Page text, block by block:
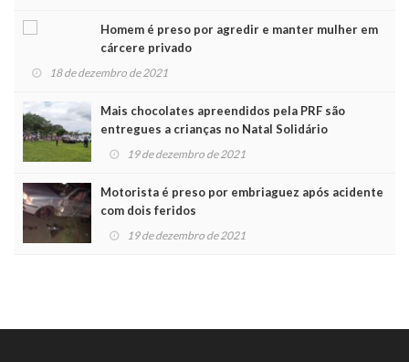
Homem é preso por agredir e manter mulher em
cárcere privado
18 de dezembro de 2021
Mais chocolates apreendidos pela PRF são
entregues a crianças no Natal Solidário
19 de dezembro de 2021
Motorista é preso por embriaguez após acidente
com dois feridos
19 de dezembro de 2021